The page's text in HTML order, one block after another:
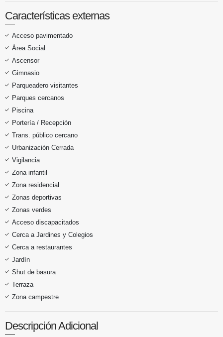
Características externas
Acceso pavimentado
Área Social
Ascensor
Gimnasio
Parqueadero visitantes
Parques cercanos
Piscina
Portería / Recepción
Trans. público cercano
Urbanización Cerrada
Vigilancia
Zona infantil
Zona residencial
Zonas deportivas
Zonas verdes
Acceso discapacitados
Cerca a Jardines y Colegios
Cerca a restaurantes
Jardín
Shut de basura
Terraza
Zona campestre
Descripción Adicional